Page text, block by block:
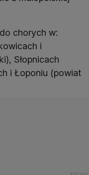
chorych w:
i
Słopnicach
i Łoponiu (powiat